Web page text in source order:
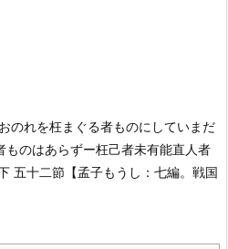
のれを枉まぐる者ものにしていまだ
ものはあらずー枉己者未有能直人者
五十二節 【孟子もうし：七編。戦国